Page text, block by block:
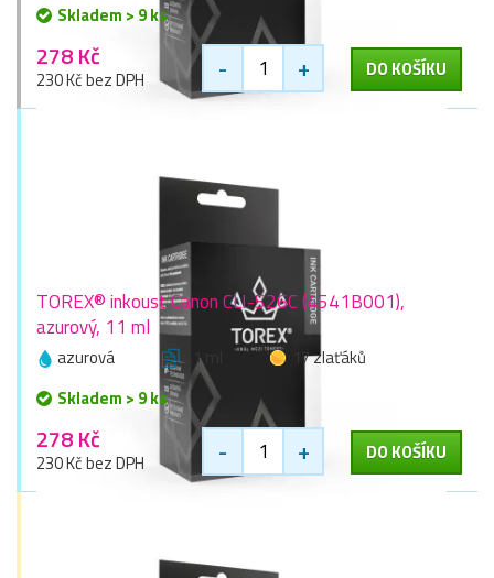
Skladem > 9 ks
278 Kč
230 Kč bez DPH - + DO KOŠÍKU
TOREX® inkoust Canon CLI-526C (4541B001),
azurový, 11 ml
azurová 11 ml
17 zlaťáků
Skladem > 9 ks
278 Kč
230 Kč bez DPH - + DO KOŠÍKU